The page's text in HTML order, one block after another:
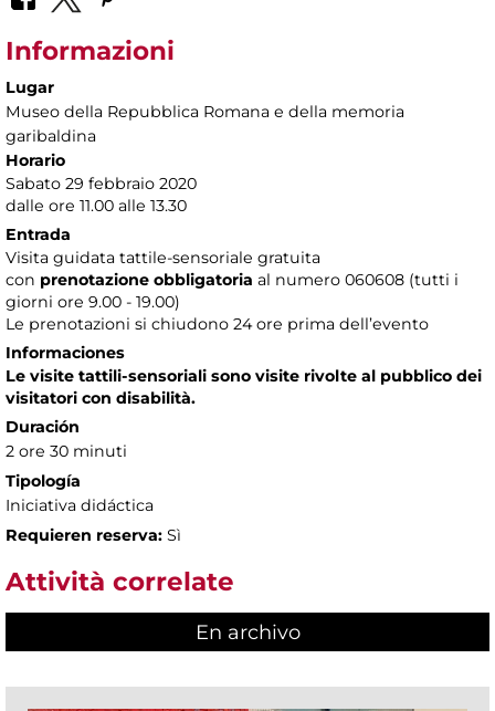
Informazioni
Lugar
Museo della Repubblica Romana e della memoria
garibaldina
Horario
Sabato 29 febbraio 2020
dalle ore 11.00 alle 13.30
Entrada
Visita guidata tattile-sensoriale gratuita
con prenotazione obbligatoria al numero 060608 (tutti i
giorni ore 9.00 - 19.00)
Le prenotazioni si chiudono 24 ore prima dell’evento
Informaciones
Le visite tattili-sensoriali sono visite rivolte al pubblico dei
visitatori con disabilità.
Duración
2 ore 30 minuti
Tipología
Iniciativa didáctica
Requieren reserva: Sì
Attività correlate
En archivo